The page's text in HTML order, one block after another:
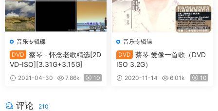
音乐专辑碟
DVD
蔡琴 - 怀念老歌精选[2D
VD-ISO][3.31G+3.15G]
2021-04-30 7.86k 10
音乐专辑碟
DVD
蔡琴 爱像一首歌（DVD
ISO 3.2G）
2020-11-14 6.01k 10
评论 210